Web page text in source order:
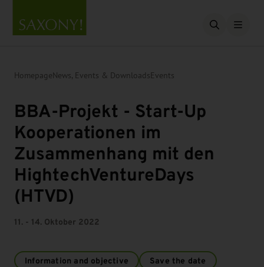
Open
Homepage News, Events & Downloads Events
BBA-Projekt - Start-Up
Kooperationen im
Zusammenhang mit den
HightechVentureDays
(HTVD)
11. - 14. Oktober 2022
Information and objective Save the date